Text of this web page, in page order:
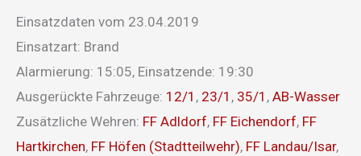
Einsatzdaten vom 23.04.2019
Einsatzart: Brand
Alarmierung: 15:05, Einsatzende: 19:30
Ausgerückte Fahrzeuge: 12/1 , 23/1 , 35/1 , AB-Wasser
Zusätzliche Wehren: FF Adldorf, FF Eichendorf, FF
Hartkirchen, FF Höfen (Stadtteilwehr), FF Landau/Isar,